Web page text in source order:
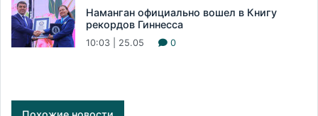
Наманган официально вошел в Книгу
рекордов Гиннесса
10:03 | 25.05 0